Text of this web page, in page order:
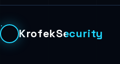
KrofekSecurity